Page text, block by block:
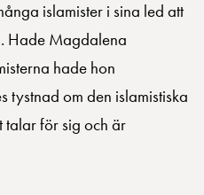
islamister i sina led att
Hade Magdalena
hade hon
tystnad om den islamistiska
talar för sig och är